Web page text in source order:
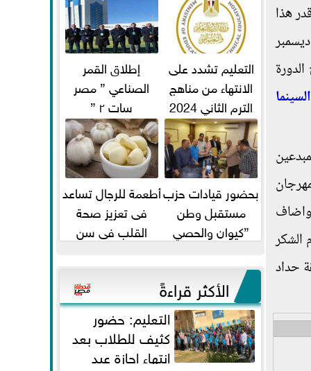
هذا
من ديسمبر
واضاف
الشكر
حداد
التعليم تشدد على
الانتهاء من مناهج
الترم الثاني 2024
قبل الامتحانات
إطلاق القمر
الصناعي ” مصر
سات ٢ ”
بحضور قيادات حزب
مستقبل وطن
”كيوان والحصي
وعيسي” أمانه كفر...
أطعمة للرجال تساعد
فى تعزيز صحة
القلب فى سن
الأكثر قراءةً
التعليم: حضور
كثيف للطلاب بعد
انتهاء إجازة عيد